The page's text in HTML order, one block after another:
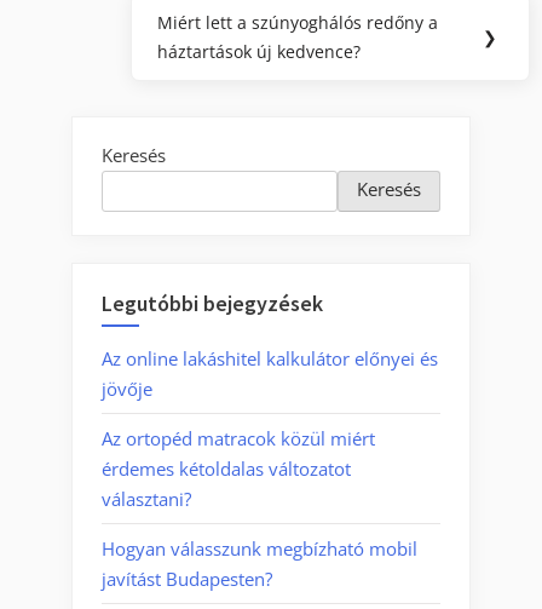
Next
Post:
Miért lett a szúnyoghálós redőny a
háztartások új kedvence?
❯
Keresés
Keresés
Legutóbbi bejegyzések
Az online lakáshitel kalkulátor előnyei és
jövője
Az ortopéd matracok közül miért
érdemes kétoldalas változatot
választani?
Hogyan válasszunk megbízható mobil
javítást Budapesten?